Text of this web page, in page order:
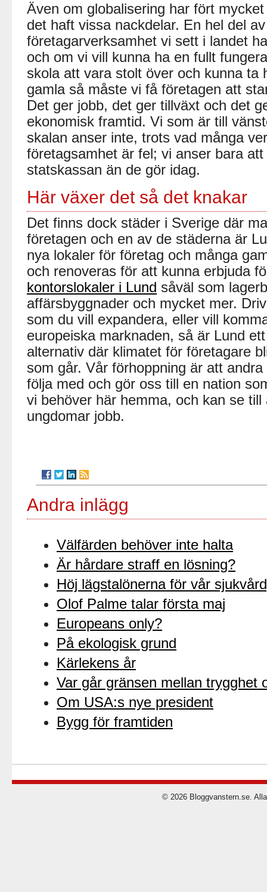
Även om globalisering har fört
det haft vissa nackdelar. En hel del
företagarverksamhet vi sett i landet
och om vi vill kunna ha en fullt
skola att vara stolt över och kunna ta
gamla så måste vi få företagen att
Det ger jobb, det ger tillväxt och det
ekonomisk framtid. Vi som är till
skalan anser inte, trots vad många
företagsamhet är fel; vi anser bara
statskassan än de gör idag.
Här växer det så det knakar
Det finns dock städer i Sverige där
företagen och en av de städerna är
nya lokaler för företag och många
och renoveras för att kunna erbjuda
kontorslokaler i Lund såväl som
affärsbyggnader och mycket mer.
som du vill expandera, eller vill
europeiska marknaden, så är Lund
alternativ där klimatet för företagare
som går. Vår förhoppning är att
följa med och gör oss till en nation
vi behöver här hemma, och kan se
ungdomar jobb.
Andra inlägg
Välfärden behöver inte halta
Är hårdare straff en lösning?
Höj lägstalönerna för vår
Olof Palme talar första maj
Europeans only?
På ekologisk grund
Kärlekens år
Var går gränsen mellan trygghet
Om USA:s nye president
Bygg för framtiden
© 2026 Bloggvanstern.se.